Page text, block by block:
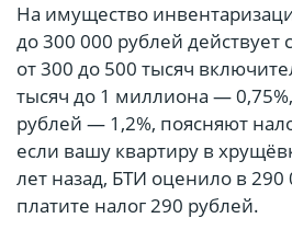
На имущество
до 300 000 рублей действует
от 300 до 500 тысяч
тысяч до 1 миллиона —
рублей — 1,2%, поясняют
если вашу квартиру в
лет назад, БТИ оценило в
платите налог 290 рублей.